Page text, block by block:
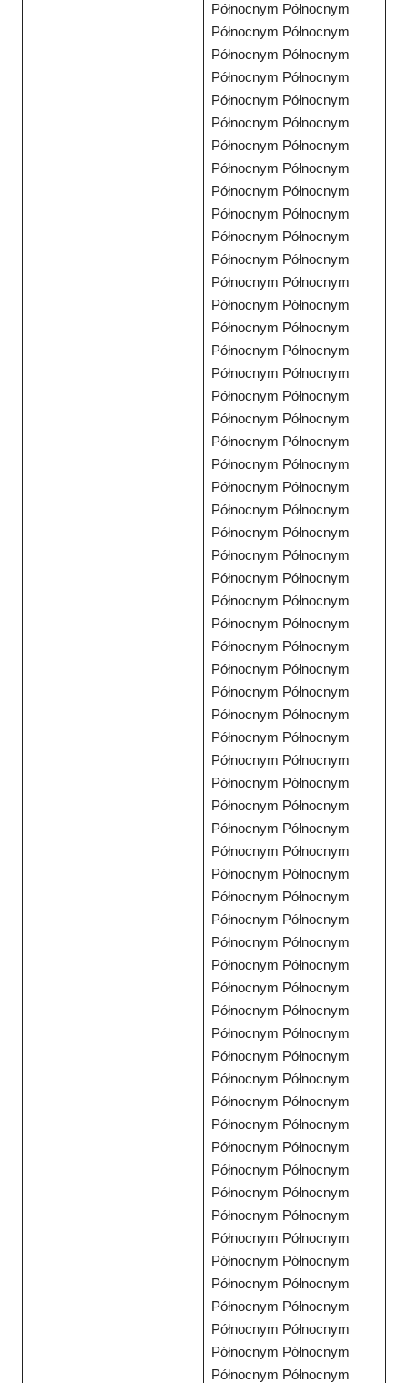
Północnym Północnym
Północnym Północnym
Północnym Północnym
Północnym Północnym
Północnym Północnym
Północnym Północnym
Północnym Północnym
Północnym Północnym
Północnym Północnym
Północnym Północnym
Północnym Północnym
Północnym Północnym
Północnym Północnym
Północnym Północnym
Północnym Północnym
Północnym Północnym
Północnym Północnym
Północnym Północnym
Północnym Północnym
Północnym Północnym
Północnym Północnym
Północnym Północnym
Północnym Północnym
Północnym Północnym
Północnym Północnym
Północnym Północnym
Północnym Północnym
Północnym Północnym
Północnym Północnym
Północnym Północnym
Północnym Północnym
Północnym Północnym
Północnym Północnym
Północnym Północnym
Północnym Północnym
Północnym Północnym
Północnym Północnym
Północnym Północnym
Północnym Północnym
Północnym Północnym
Północnym Północnym
Północnym Północnym
Północnym Północnym
Północnym Północnym
Północnym Północnym
Północnym Północnym
Północnym Północnym
Północnym Północnym
Północnym Północnym
Północnym Północnym
Północnym Północnym
Północnym Północnym
Północnym Północnym
Północnym Północnym
Północnym Północnym
Północnym Północnym
Północnym Północnym
Północnym Północnym
Północnym Północnym
Północnym Północnym
Północnym Północnym